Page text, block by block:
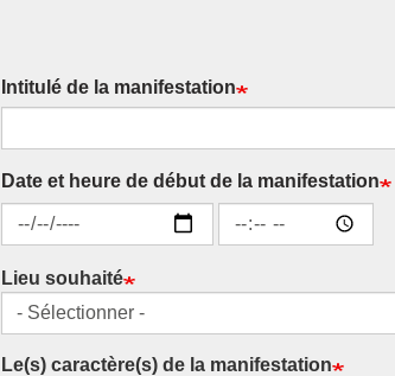
Intitulé de la manifestation
Date et heure de début de la manifestation
Date
Lieu souhaité
Lieu souhaité
Le(s) caractère(s) de la manifestation